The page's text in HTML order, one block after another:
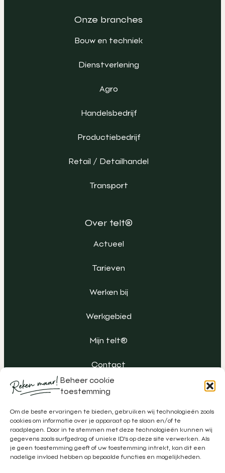
Beheer cookie
toestemming
Om de beste ervaringen te bieden, gebruiken wij technologieën zoals
cookies om informatie over je apparaat op te slaan en/of te
raadplegen. Door in te stemmen met deze technologieën kunnen wij
gegevens zoals surfgedrag of unieke ID's op deze site verwerken. Als
je geen toestemming geeft of uw toestemming intrekt, kan dit een
nadelige invloed hebben op bepaalde functies en mogelijkheden.
Onze branches
Bouw en techniek
Dienstverlening
Agro
Handelsbedrijf
Productiebedrijf
Retail / Detailhandel
Transport
Over telt®
Actueel
Tarieven
Werken bij
Werkgebied
Mijn telt®
Contact